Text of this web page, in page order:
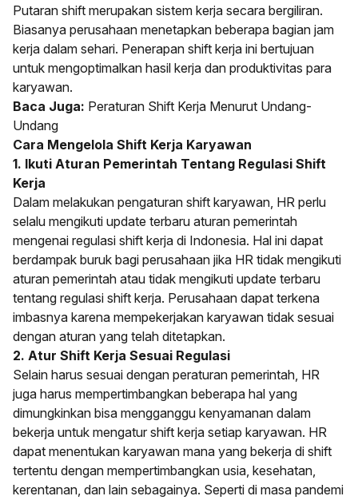
Putaran shift merupakan sistem kerja secara bergiliran.
Biasanya perusahaan menetapkan beberapa bagian jam
kerja dalam sehari. Penerapan shift kerja ini bertujuan
untuk mengoptimalkan hasil kerja dan produktivitas para
karyawan.
Baca Juga: Peraturan Shift Kerja Menurut Undang-
Undang
Cara Mengelola Shift Kerja Karyawan
1. Ikuti Aturan Pemerintah Tentang Regulasi Shift
Kerja
Dalam melakukan pengaturan shift karyawan, HR perlu
selalu mengikuti update terbaru aturan pemerintah
mengenai regulasi shift kerja di Indonesia. Hal ini dapat
berdampak buruk bagi perusahaan jika HR tidak mengikuti
aturan pemerintah atau tidak mengikuti update terbaru
tentang regulasi shift kerja. Perusahaan dapat terkena
imbasnya karena mempekerjakan karyawan tidak sesuai
dengan aturan yang telah ditetapkan.
2. Atur Shift Kerja Sesuai Regulasi
Selain harus sesuai dengan peraturan pemerintah, HR
juga harus mempertimbangkan beberapa hal yang
dimungkinkan bisa mengganggu kenyamanan dalam
bekerja untuk mengatur shift kerja setiap karyawan. HR
dapat menentukan karyawan mana yang bekerja di shift
tertentu dengan mempertimbangkan usia, kesehatan,
kerentanan, dan lain sebagainya. Seperti di masa pandemi